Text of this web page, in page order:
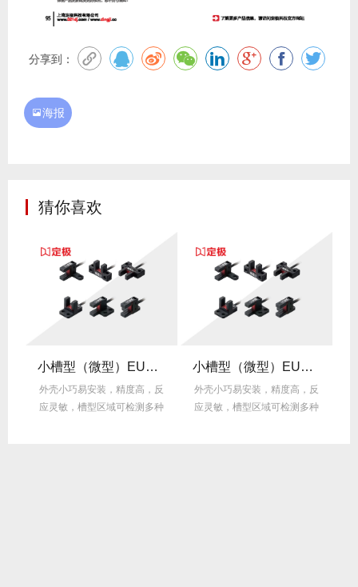
分享到：
海报
猜你喜欢
小槽型（微型）EU系列
外壳小巧易安装，精度高，反
应灵敏，槽型区域可检测多种
小槽型（微型）EU系列
外壳小巧易安装，精度高，反
应灵敏，槽型区域可检测多种